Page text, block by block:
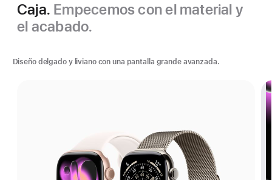
Caja. Empecemos con el material y
el acabado.
Diseño delgado y liviano con una pantalla grande avanzada.